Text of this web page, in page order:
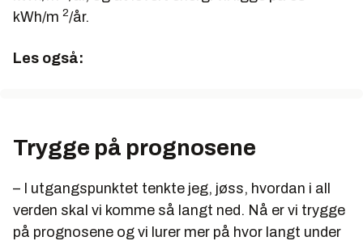
U-verdi vinduer, vektet snitt 0,8 W/m
U-verdi vegger (isolasjon 200 mm +70) 0,15 W/m
Lufttetthet 1.0 oms ved 50 Pa 1,5 oms ved 50 Pa
Virkningsgrad varmegjennvinner 87,6 prosent 70
prosent
kWh/m 2/år.
Les også:
Trygge på prognosene
– I utgangspunktet tenkte jeg, jøss, hvordan i all
verden skal vi komme så langt ned. Nå er vi trygge
på prognosene og vi lurer mer på hvor langt under